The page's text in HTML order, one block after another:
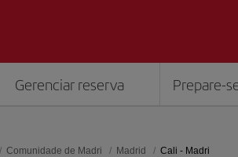
Gerenciar reserva Prepare-
Comunidade de Madri Madrid Cali - Madri